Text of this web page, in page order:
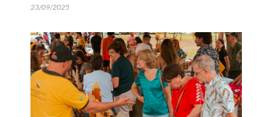
23/09/2025